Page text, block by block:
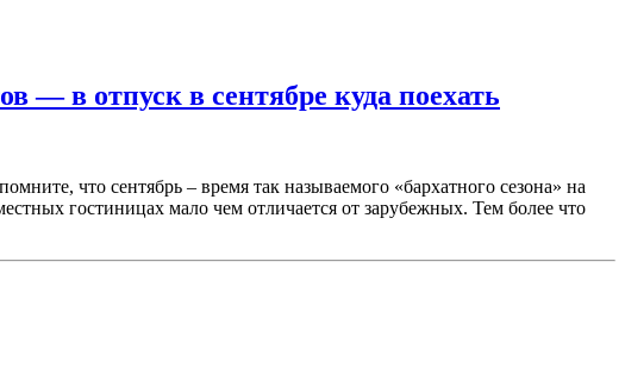
— в отпуск в сентябре куда поехать
что сентябрь – время так называемого «бархатного сезона» на
гостиницах мало чем отличается от зарубежных. Тем более что